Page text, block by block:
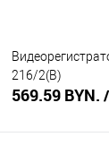
216/2(B)
569.59 BYN.